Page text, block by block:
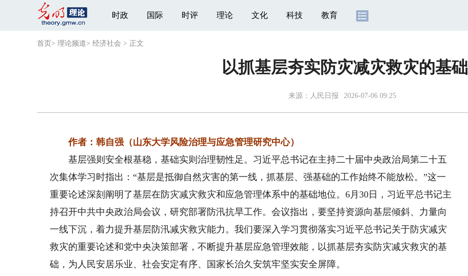
时政 国际 时评 理论 文化 科技 教育
首页 > 理论频道> 经济社会 > 正文
以抓基层夯实防灾减灾救灾的基础
来源： 人民日报 2026-07-06 09:25
作者：韩自强（山东大学风险治理与应急管理研究中心）
基层强则安全根基稳，基础实则治理韧性足。习近平总书记在主持二十届中央政治局第二十五
次集体学习时指出：“基层是抵御自然灾害的第一线，抓基层、强基础的工作始终不能放松。”这一
重要论述深刻阐明了基层在防灾减灾救灾和应急管理体系中的基础地位。6月30日，习近平总书记主
持召开中共中央政治局会议，研究部署防汛抗旱工作。会议指出，要坚持资源向基层倾斜、力量向
一线下沉，着力提升基层防汛减灾救灾能力。我们要深入学习贯彻落实习近平总书记关于防灾减灾
救灾的重要论述和党中央决策部署，不断提升基层应急管理效能，以抓基层夯实防灾减灾救灾的基
础，为人民安居乐业、社会安定有序、国家长治久安筑牢坚实安全屏障。